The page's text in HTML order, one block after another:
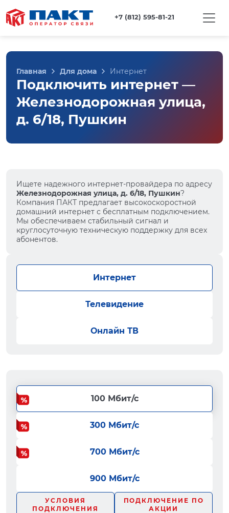
+7 (812) 595-81-21
Главная Для дома Интернет
Подключить интернет —
Железнодорожная улица,
д. 6/18, Пушкин
Ищете надежного интернет-провайдера по адресу
Железнодорожная улица, д. 6/18, Пушкин?
Компания ПАКТ предлагает высокоскоростной
домашний интернет с бесплатным подключением.
Мы обеспечиваем стабильный сигнал и
круглосуточную техническую поддержку для всех
абонентов.
Интернет
Телевидение
Онлайн ТВ
100 Мбит/с
300 Мбит/с
700 Мбит/с
900 Мбит/с
УСЛОВИЯ
ПОДКЛЮЧЕНИЯ
ПОДКЛЮЧЕНИЕ ПО
АКЦИИ